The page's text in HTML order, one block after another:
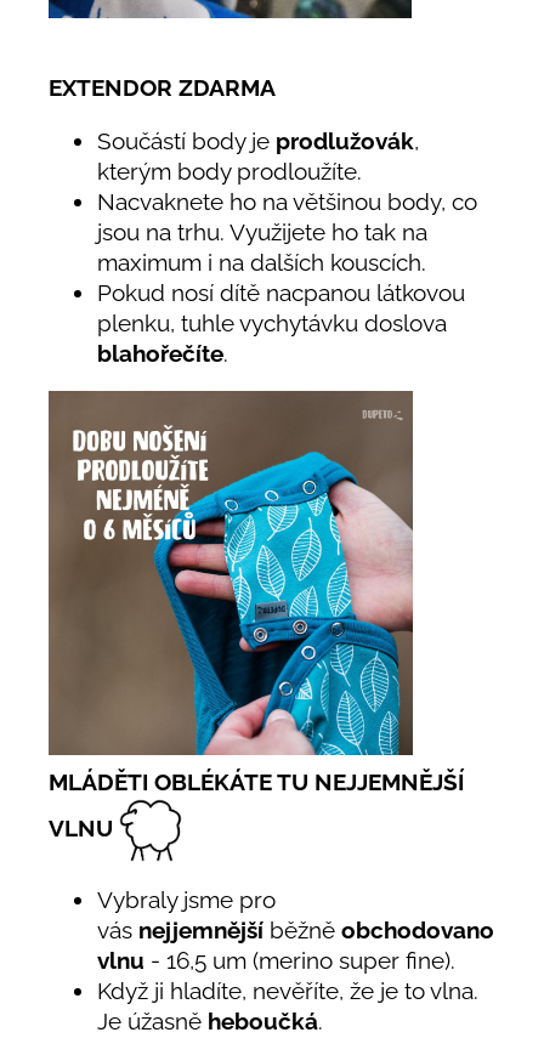
EXTENDOR ZDARMA
Součástí body je prodlužovák,
kterým body prodloužíte.
Nacvaknete ho na většinou body, co
jsou na trhu. Využijete ho tak na
maximum i na dalších kouscích.
Pokud nosí dítě nacpanou látkovou
plenku, tuhle vychytávku doslova
blahořečíte.
MLÁDĚTI OBLÉKÁTE TU NEJJEMNĚJŠÍ
VLNU
Vybraly jsme pro
vás nejjemnější běžně obchodovanou
vlnu - 16,5 um (merino super fine).
Když ji hladíte, nevěříte, že je to vlna.
Je úžasně heboučká.